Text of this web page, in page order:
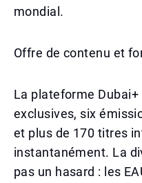
mondial.
Offre de contenu et
La plateforme
exclusives, six
et plus de 170 titres
instantanément. La
pas un hasard : les